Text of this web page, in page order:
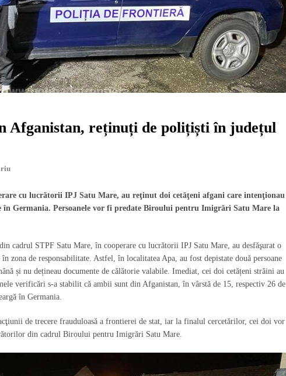
Afganistan, reținuți de polițiști în județul
cu lucrătorii IPJ Satu Mare, au reţinut doi cetăţeni afgani care intenţionau
în Germania. Persoanele vor fi predate Biroului pentru Imigrări Satu Mare la
cadrul STPF Satu Mare, în cooperare cu lucrătorii IPJ Satu Mare, au desfăşurat o
zona de responsabilitate. Astfel, în localitatea Apa, au fost depistate două persoane
și nu dețineau documente de călătorie valabile. Imediat, cei doi cetățeni străini au
verificări s-a stabilit că ambii sunt din Afganistan, în vârstă de 15, respectiv 26 de
în Germania.
de trecere frauduloasă a frontierei de stat, iar la finalul cercetărilor, cei doi vor
din cadrul Biroului pentru Imigrări Satu Mare.